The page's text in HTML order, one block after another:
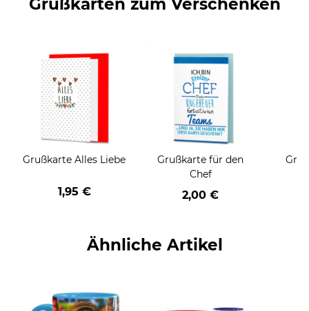
Grußkarten zum Verschenken
Grußkarte Alles Liebe
1,95 €
Grußkarte für den
Chef
2,00 €
Ähnliche Artikel